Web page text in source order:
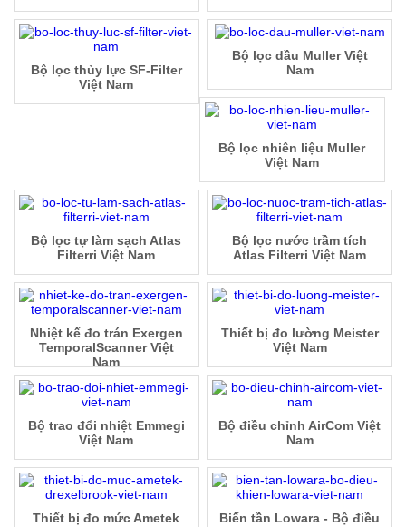
Bộ lọc thủy lực SF-Filter
Việt Nam
Bộ lọc dầu Muller Việt
Nam
Bộ lọc nhiên liệu Muller
Việt Nam
Bộ lọc nước trầm tích
Atlas Filterri Việt Nam
Bộ lọc tự làm sạch Atlas
Filterri Việt Nam
Thiết bị đo lường Meister
Việt Nam
Nhiệt kế đo trán Exergen
TemporalScanner Việt
Nam
Bộ điều chỉnh AirCom Việt
Nam
Bộ trao đổi nhiệt Emmegi
Việt Nam
Biến tần Lowara - Bộ điều
Thiết bị đo mức Ametek